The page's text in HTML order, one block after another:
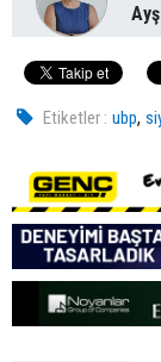
Etiketler : ubp,